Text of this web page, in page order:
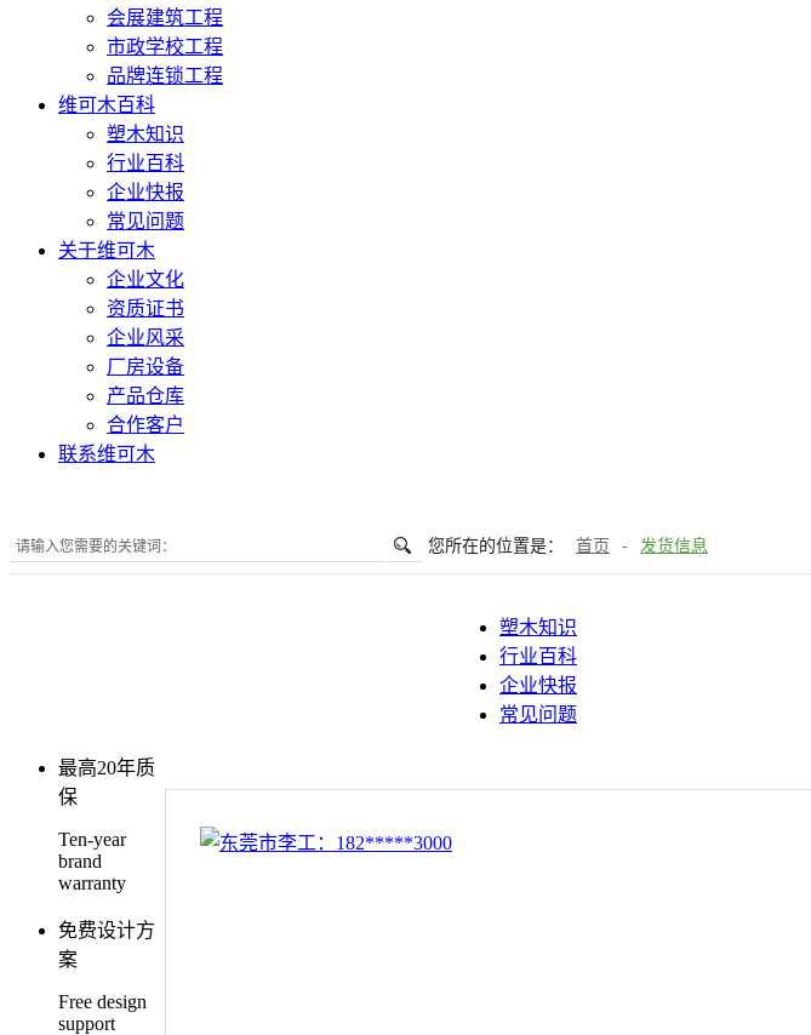
会展建筑工程
市政学校工程
品牌连锁工程
维可木百科
塑木知识
行业百科
企业快报
常见问题
关于维可木
企业文化
资质证书
企业风采
厂房设备
产品仓库
合作客户
联系维可木
您所在的位置是： 首页 - 发货信息
塑木知识
行业百科
企业快报
常见问题
最高20年质
保
Ten-year
brand
warranty
免费设计方
案
Free design
support